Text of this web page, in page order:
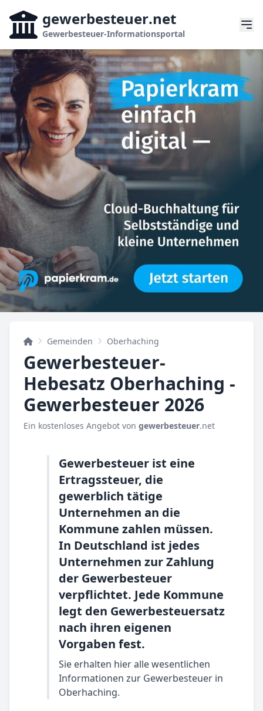
gewerbesteuer.net
Gewerbesteuer-Informationsportal
Gemeinden Oberhaching
Gewerbesteuer-
Hebesatz Oberhaching -
Gewerbesteuer 2026
Ein kostenloses Angebot von gewerbesteuer.net
Gewerbesteuer ist eine
Ertragssteuer, die
gewerblich tätige
Unternehmen an die
Kommune zahlen müssen.
In Deutschland ist jedes
Unternehmen zur Zahlung
der Gewerbesteuer
verpflichtet. Jede Kommune
legt den Gewerbesteuersatz
nach ihren eigenen
Vorgaben fest.
Sie erhalten hier alle wesentlichen
Informationen zur Gewerbesteuer in
Oberhaching.